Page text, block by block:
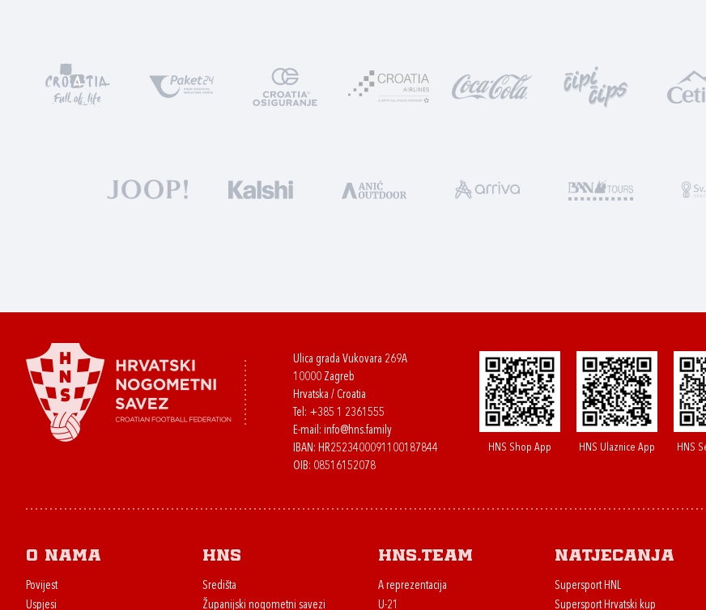
Ulica grada Vukovara 269A
10000 Zagreb
Hrvatska / Croatia
Tel: +385 1 2361555
E-mail: info@hns.family
IBAN: HR2523400091100187844
OIB: 08516152078
HNS Shop App HNS Ulaznice App HNS
O nama
Povijest
Uspjesi
HNS
Središta
Županijski nogometni savezi
HNS.team
A reprezentacija
U-21
Natjecanja
Supersport HNL
Supersport Hrvatski kup